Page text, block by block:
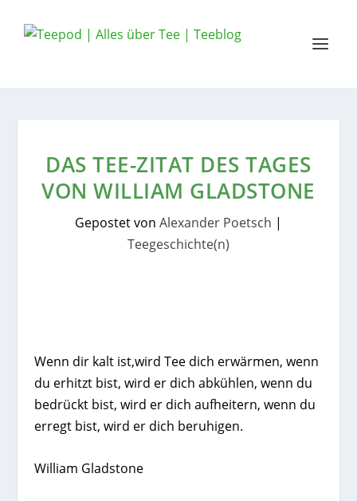
DAS TEE-ZITAT DES TAGES
VON WILLIAM GLADSTONE
Gepostet von Alexander Poetsch |
Teegeschichte(n)
Wenn dir kalt ist,wird Tee dich erwärmen, wenn
du erhitzt bist, wird er dich abkühlen, wenn du
bedrückt bist, wird er dich aufheitern, wenn du
erregt bist, wird er dich beruhigen.
William Gladstone